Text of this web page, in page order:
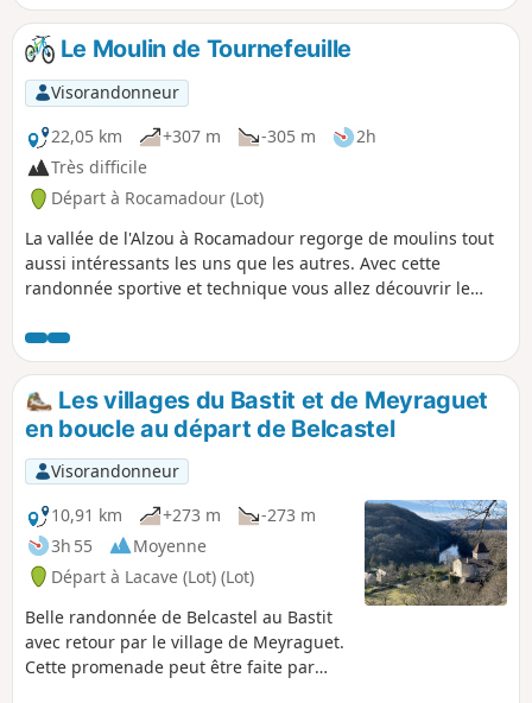
Le Moulin de Tournefeuille
Visorandonneur
22,05 km
+307 m -305 m
2h
Très difficile
Départ à Rocamadour (Lot)
La vallée de l'Alzou à Rocamadour regorge de moulins tout
aussi intéressants les uns que les autres. Avec cette
randonnée sportive et technique vous allez découvrir le
Cette randonnée demande une bonne maitrise technique
du VTT entre (11 et 13).
Les villages du Bastit et de Meyraguet
en boucle au départ de Belcastel
Visorandonneur
10,91 km
+273 m
-273 m
3h 55
Moyenne
Départ à Lacave (Lot) (Lot)
Belle randonnée de Belcastel au Bastit
avec retour par le village de Meyraguet.
Cette promenade peut être faite par